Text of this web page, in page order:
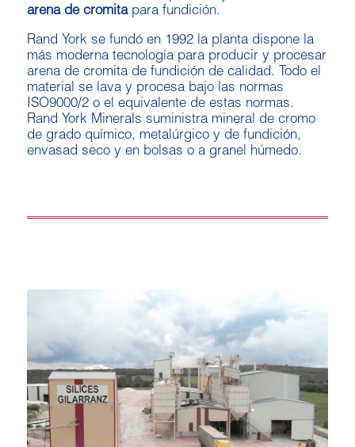
arena de cromitapara fundición.
Rand York se fundó en 1992 la planta dispone la
más moderna tecnología para producir y procesar
arena de cromita de fundición de calidad. Todo el
material se lava y procesa bajo las normas
ISO9000/2 o el equivalente de estas normas.
Rand York Minerals suministra mineral de cromo
de grado químico, metalúrgico y de fundición,
envasad seco y en bolsas o a granel húmedo.